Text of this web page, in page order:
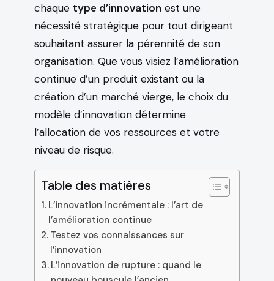
chaque type d’innovation est une
nécessité stratégique pour tout dirigeant
souhaitant assurer la pérennité de son
organisation. Que vous visiez l’amélioration
continue d’un produit existant ou la
création d’un marché vierge, le choix du
modèle d’innovation détermine
l’allocation de vos ressources et votre
niveau de risque.
Table des matières
L’innovation incrémentale : l’art de
l’amélioration continue
Testez vos connaissances sur
l’innovation
L’innovation de rupture : quand le